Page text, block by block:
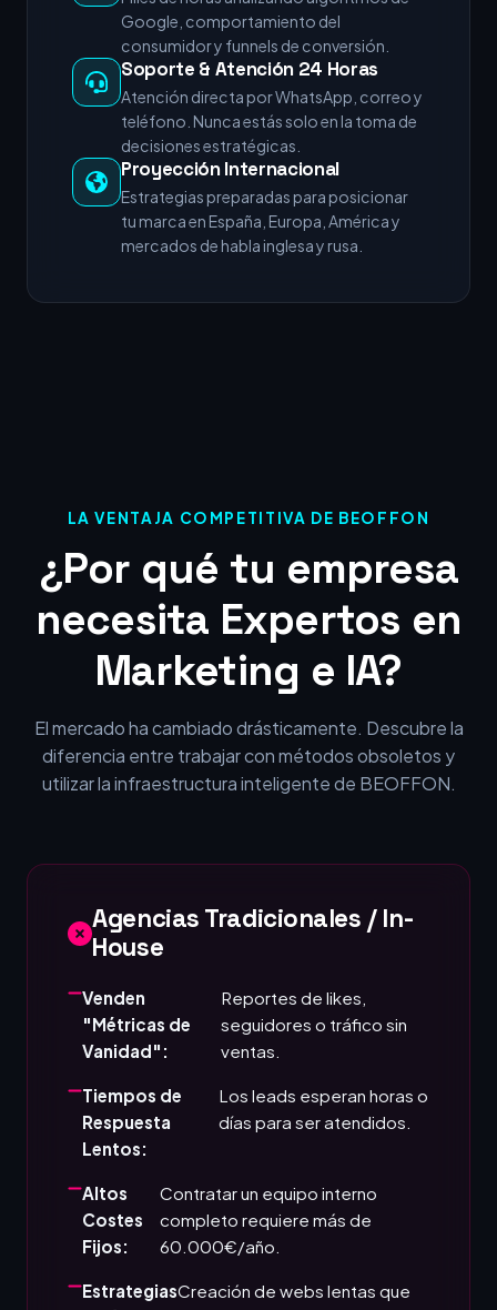
Google, comportamiento del
consumidor y funnels de conversión.
Soporte & Atención 24 Horas
Atención directa por WhatsApp, correo y
teléfono. Nunca estás solo en la toma de
decisiones estratégicas.
Proyección Internacional
Estrategias preparadas para posicionar
tu marca en España, Europa, América y
mercados de habla inglesa y rusa.
LA VENTAJA COMPETITIVA DE BEOFFON
¿Por qué tu empresa
necesita Expertos en
Marketing e IA?
El mercado ha cambiado drásticamente. Descubre la
diferencia entre trabajar con métodos obsoletos y
utilizar la infraestructura inteligente de BEOFFON.
Agencias Tradicionales / In-
House
Venden
"Métricas de
Vanidad":
Reportes de likes,
seguidores o tráfico sin
ventas.
Tiempos de
Respuesta
Lentos:
Los leads esperan horas o
días para ser atendidos.
Altos
Costes
Fijos:
Contratar un equipo interno
completo requiere más de
60.000€/año.
EstrategiasCreación de webs lentas que